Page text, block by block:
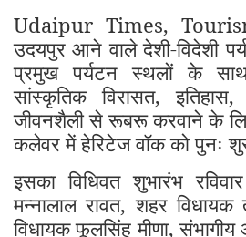
Udaipur Times,
उदयपुर आने वाले देशी-विदेशी
प्रमुख पर्यटन स्थलों के
सांस्कृतिक विरासत,
जीवनशैली से रूबरू करवाने के लिए
कलेवर में हेरिटेज वॉक को पुनः
इसका विधिवत शुभारंभ
मन्नालाल रावत, शहर विधायक
विधायक फूलसिंह मीणा,